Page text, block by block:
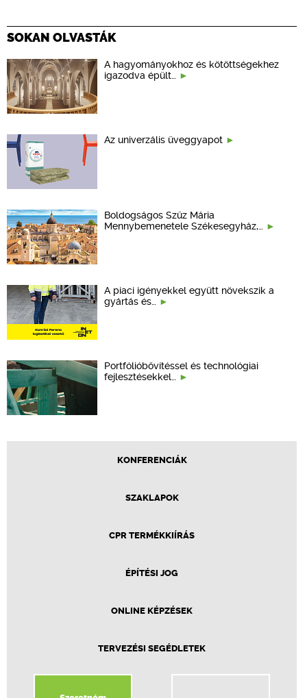
SOKAN OLVASTÁK
A hagyományokhoz és kötöttségekhez
igazodva épült…
Az univerzális üveggyapot
Boldogságos Szűz Mária
Mennybemenetele Székesegyház,…
A piaci igényekkel együtt növekszik a
gyártás és…
Portfólióbővítéssel és technológiai
fejlesztésekkel…
KONFERENCIÁK
SZAKLAPOK
CPR TERMÉKKIÍRÁS
ÉPÍTÉSI JOG
ONLINE KÉPZÉSEK
TERVEZÉSI SEGÉDLETEK